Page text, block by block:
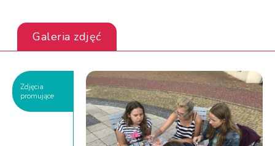
Galeria zdjęć
Zdjęcia
promujące